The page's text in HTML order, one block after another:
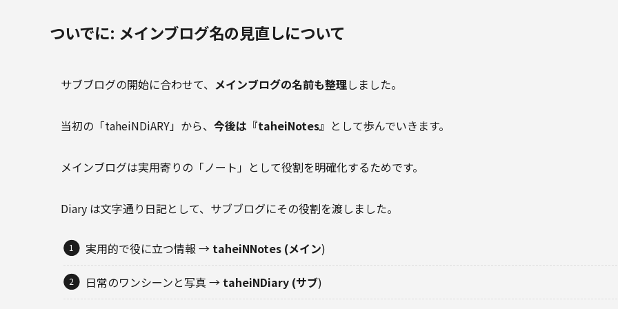
ついでに: メインブログ名の見直しについて
サブブログの開始に合わせて、 メインブログの名前も整理しました。
当初の「taheiNDiARY」から、 今後は『taheiNotes』 として歩んでいきます。
メインブログは実用寄りの「ノート」として役割を明確化するためです。
Diary は文字通り日記として、サブブログにその役割を渡しました。
実用的で役に立つ情報 → taheiNNotes (メイン)
日常のワンシーンと写真 → taheiNDiary (サブ)